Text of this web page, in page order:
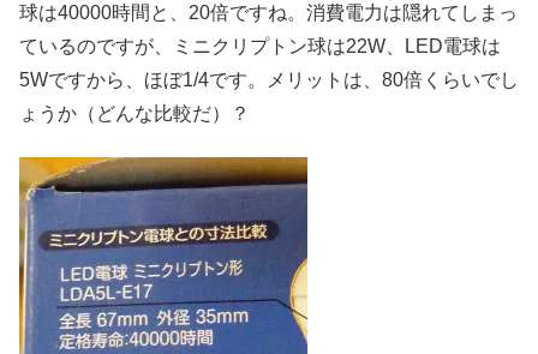
球は40000時間と、20倍ですね。消費電力は隠れてしまっ
ているのですが、ミニクリプトン球は22W、LED電球は
5Wですから、ほぼ1/4です。メリットは、80倍くらいでし
ょうか（どんな比較だ）？